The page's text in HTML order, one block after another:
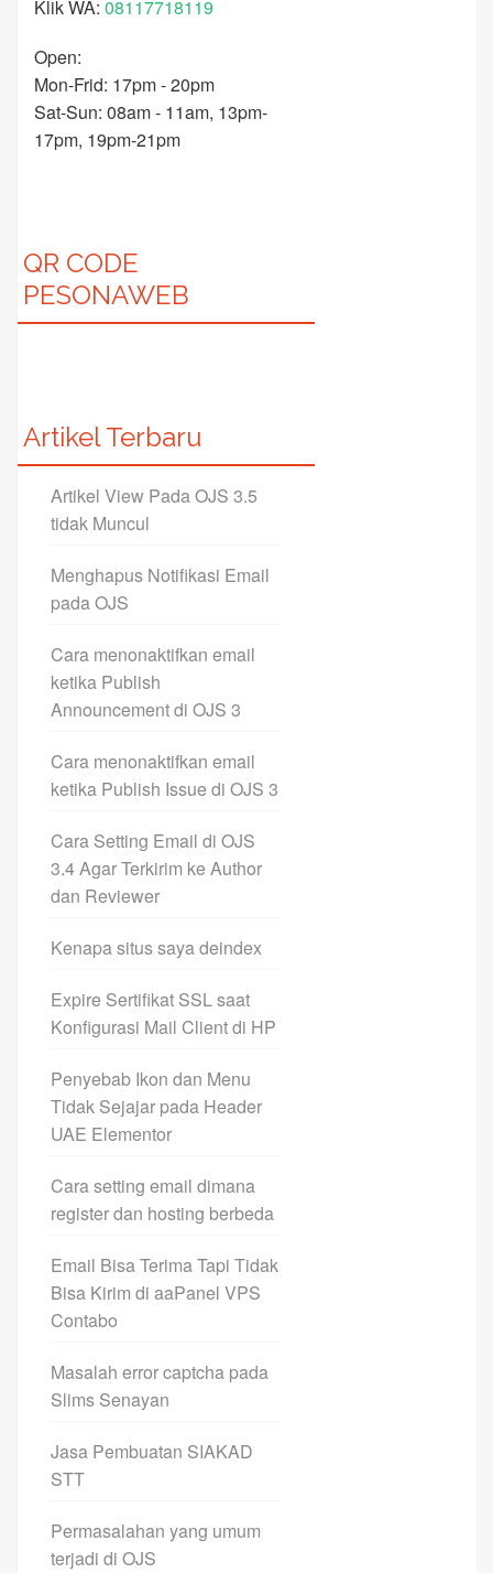
Klik WA: 08117718119
Open:
Mon-Frid: 17pm - 20pm
Sat-Sun: 08am - 11am, 13pm-
17pm, 19pm-21pm
QR CODE
PESONAWEB
Artikel Terbaru
Artikel View Pada OJS 3.5
tidak Muncul
Menghapus Notifikasi Email
pada OJS
Cara menonaktifkan email
ketika Publish
Announcement di OJS 3
Cara menonaktifkan email
ketika Publish Issue di OJS 3
Cara Setting Email di OJS
3.4 Agar Terkirim ke Author
dan Reviewer
Kenapa situs saya deindex
Expire Sertifikat SSL saat
Konfigurasi Mail Client di HP
Penyebab Ikon dan Menu
Tidak Sejajar pada Header
UAE Elementor
Cara setting email dimana
register dan hosting berbeda
Email Bisa Terima Tapi Tidak
Bisa Kirim di aaPanel VPS
Contabo
Masalah error captcha pada
Slims Senayan
Jasa Pembuatan SIAKAD
STT
Permasalahan yang umum
terjadi di OJS